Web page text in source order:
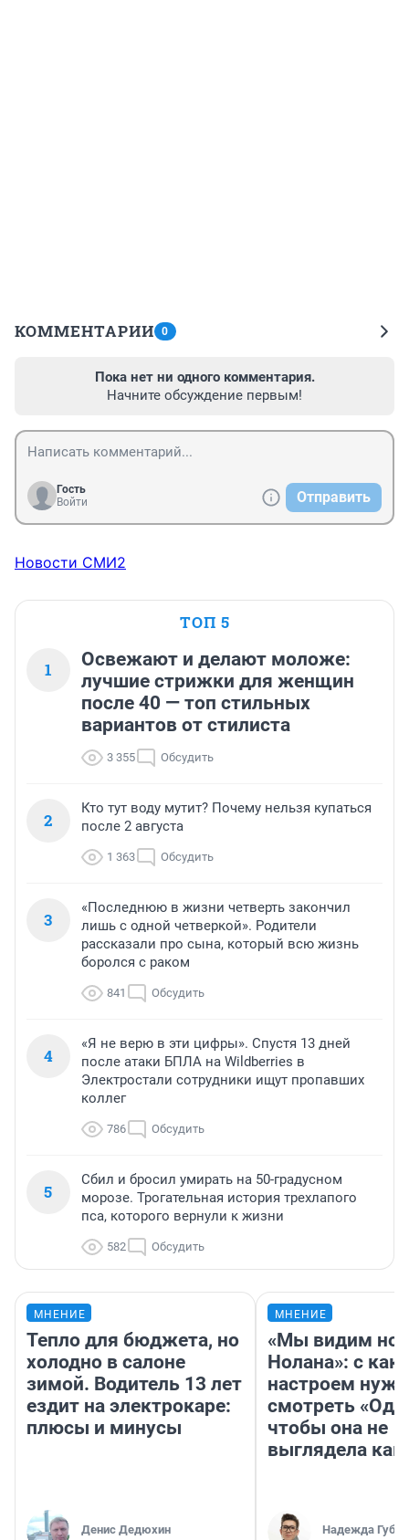
КОММЕНТАРИИ 0
Пока нет ни одного комментария.
Начните обсуждение первым!
Гость
Войти
Отправить
Новости СМИ2
ТОП 5
1
Освежают и делают моложе:
лучшие стрижки для женщин
после 40 — топ стильных
вариантов от стилиста
3 355 Обсудить
2
Кто тут воду мутит? Почему нельзя купаться
после 2 августа
1 363 Обсудить
3
«Последнюю в жизни четверть закончил
лишь с одной четверкой». Родители
рассказали про сына, который всю жизнь
боролся с раком
841 Обсудить
4
«Я не верю в эти цифры». Спустя 13 дней
после атаки БПЛА на Wildberries в
Электростали сотрудники ищут пропавших
коллег
786 Обсудить
5
Сбил и бросил умирать на 50-градусном
морозе. Трогательная история трехлапого
пса, которого вернули к жизни
582 Обсудить
МНЕНИЕ
Тепло для бюджета, но
холодно в салоне
зимой. Водитель 13 лет
ездит на электрокаре:
плюсы и минусы
Денис Дедюхин
МНЕНИЕ
«Мы видим
Нолана»: с
настроем
смотреть
чтобы она не
выглядела как
Надежда